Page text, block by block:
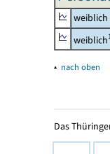
weiblich
weiblich
▴ nach oben
Das